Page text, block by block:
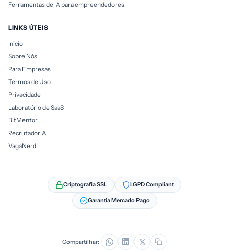
Ferramentas de IA para empreendedores
LINKS ÚTEIS
Início
Sobre Nós
Para Empresas
Termos de Uso
Privacidade
Laboratório de SaaS
BitMentor
RecrutadorIA
VagaNerd
Criptografia SSL LGPD Compliant
Garantia Mercado Pago
Compartilhar: